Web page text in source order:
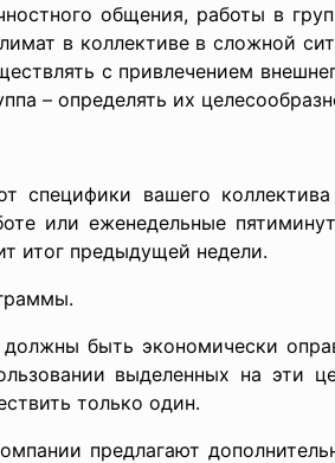
общения, работы в
в коллективе в сложной
с привлечением
– определять их
специфики вашего
или еженедельные
итог предыдущей недели.
быть экономически
выделенных на эти
только один.
предлагают